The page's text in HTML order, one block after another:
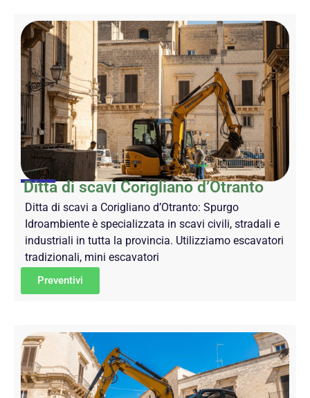
Ditta di scavi Corigliano d’Otranto
Ditta di scavi a Corigliano d’Otranto: Spurgo
Idroambiente è specializzata in scavi civili, stradali e
industriali in tutta la provincia. Utilizziamo escavatori
tradizionali, mini escavatori
Preventivi